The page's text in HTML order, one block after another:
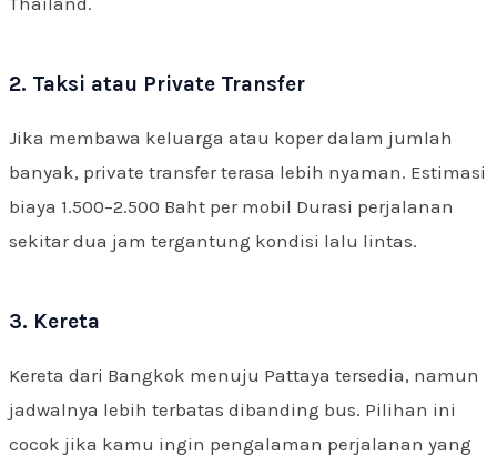
2. Taksi atau Private Transfer
Jika membawa keluarga atau koper dalam jumlah
banyak, private transfer terasa lebih nyaman. Estimasi
biaya 1.500–2.500 Baht per mobil Durasi perjalanan
sekitar dua jam tergantung kondisi lalu lintas.
3. Kereta
Kereta dari Bangkok menuju Pattaya tersedia, namun
jadwalnya lebih terbatas dibanding bus. Pilihan ini
cocok jika kamu ingin pengalaman perjalanan yang